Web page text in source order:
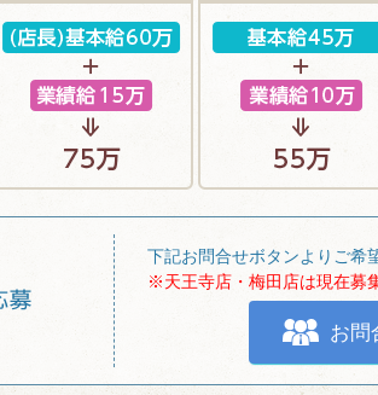
下記お問合せボタンよりご希
※天王寺店・梅田店は現在募
お問